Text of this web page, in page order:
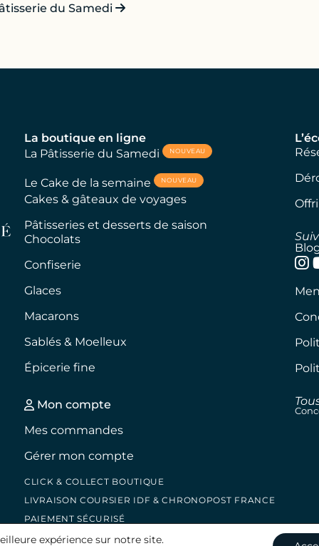
du Samedi
La boutique en ligne
La Pâtisserie du Samedi
NOUVEAU
Le Cake de la semaine NOUVEAU
Cakes & gâteaux de voyages
Pâtisseries et desserts de saison
Chocolats
Confiserie
Glaces
Macarons
Sablés & Moelleux
Épicerie fine
Mon compte
Mes commandes
Gérer mon compte
CLICK & COLLECT BOUTIQUE
LIVRAISON COURSIER IDF & CHRONOPOST FRANCE
PAIEMENT SÉCURISÉ
expérience sur notre site.